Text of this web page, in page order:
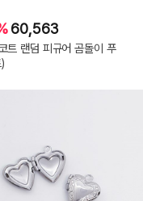
60,563
트 랜덤 피규어 곰돌이 푸